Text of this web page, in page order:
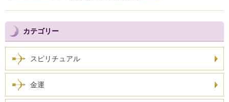
カテゴリー
スピリチュアル
金運